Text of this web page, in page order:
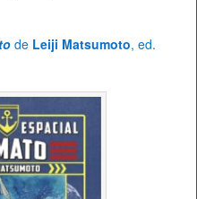
de Leiji Matsumoto, ed.